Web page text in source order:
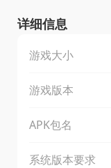
详细信息
游戏大小
游戏版本
APK包名
系统版本要求